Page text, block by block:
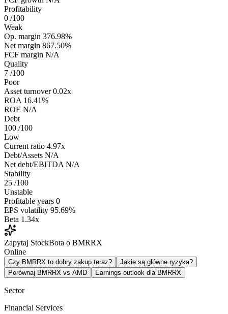
Profitability
0 /100
Weak
Op. margin 376.98%
Net margin 867.50%
FCF margin N/A
Quality
7 /100
Poor
Asset turnover 0.02x
ROA 16.41%
ROE N/A
Debt
100 /100
Low
Current ratio 4.97x
Debt/Assets N/A
Net debt/EBITDA N/A
Stability
25 /100
Unstable
Profitable years 0
EPS volatility 95.69%
Beta 1.34x
Zapytaj StockBota o BMRRX
Online
Czy BMRRX to dobry zakup teraz?
Jakie są główne ryzyka?
Porównaj BMRRX vs AMD
Earnings outlook dla BMRRX
Sector
Financial Services